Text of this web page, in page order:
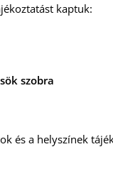
kaptuk:
szobra
és a helyszínek